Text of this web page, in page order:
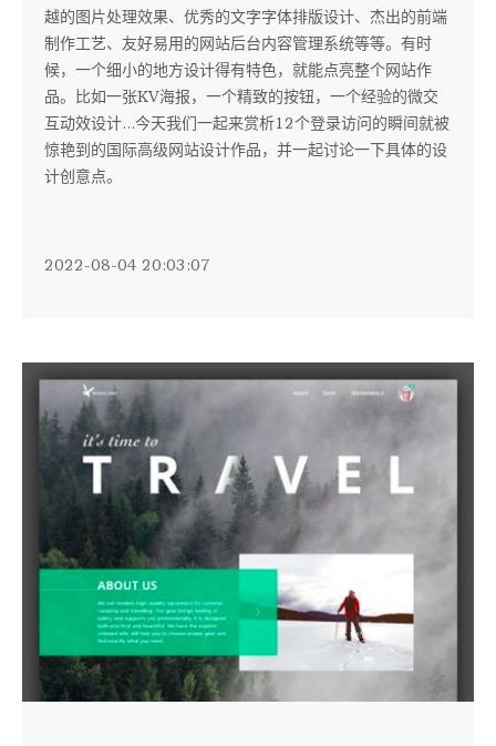
越的图片处理效果、优秀的文字字体排版设计、杰出的前端
制作工艺、友好易用的网站后台内容管理系统等等。有时
候，一个细小的地方设计得有特色，就能点亮整个网站作
品。比如一张KV海报，一个精致的按钮，一个经验的微交
互动效设计...今天我们一起来赏析12个登录访问的瞬间就被
惊艳到的国际高级网站设计作品，并一起讨论一下具体的设
计创意点。
2022-08-04 20:03:07